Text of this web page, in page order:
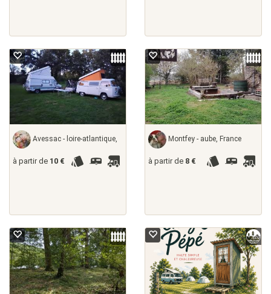
Avessac - loire-atlantique,
à partir de 10 €
Montfey - aube, France
à partir de 8 €